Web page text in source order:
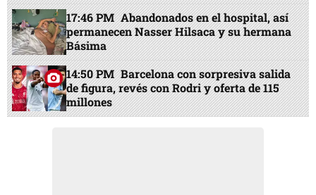
17:46 PM Abandonados en el hospital, así
permanecen Nasser Hilsaca y su hermana
Básima
14:50 PM Barcelona con sorpresiva salida
de figura, revés con Rodri y oferta de 115
millones